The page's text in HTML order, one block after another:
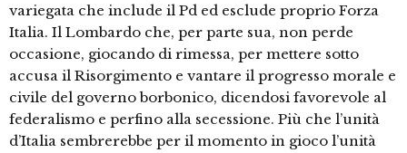
variegata che include il Pd ed esclude proprio Forza
Italia. Il Lombardo che, per parte sua, non perde
occasione, giocando di rimessa, per mettere sotto
accusa il Risorgimento e vantare il progresso morale e
civile del governo borbonico, dicendosi favorevole al
federalismo e perfino alla secessione. Più che l’unità
d’Italia sembrerebbe per il momento in gioco l’unità